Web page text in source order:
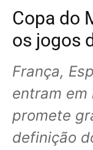
Copa do
os jogos
França,
entram em
promete
definição